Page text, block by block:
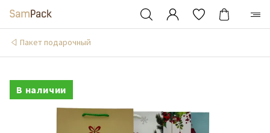
Пакет подарочный
В наличии